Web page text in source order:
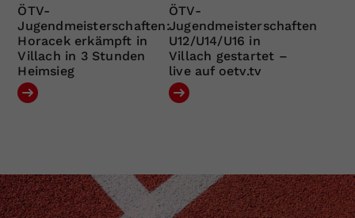
ÖTV-
Jugendmeisterschaften:
Horacek erkämpft in
Villach in 3 Stunden
Heimsieg
ÖTV-
Jugendmeisterschaften
U12/U14/U16 in
Villach gestartet –
live auf oetv.tv